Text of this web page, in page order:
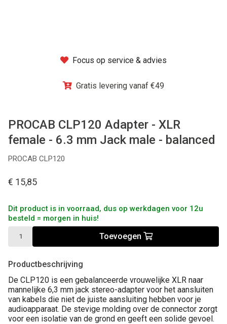
Focus op service & advies
Gratis levering vanaf €49
PROCAB CLP120 Adapter - XLR
female - 6.3 mm Jack male - balanced
PROCAB CLP120
€ 15,85
Dit product is in voorraad, dus op werkdagen voor 12u
besteld = morgen in huis!
Toevoegen
Productbeschrijving
De CLP120 is een gebalanceerde vrouwelijke XLR naar
mannelijke 6,3 mm jack stereo-adapter voor het aansluiten
van kabels die niet de juiste aansluiting hebben voor je
audioapparaat. De stevige molding over de connector zorgt
voor een isolatie van de grond en geeft een solide gevoel.